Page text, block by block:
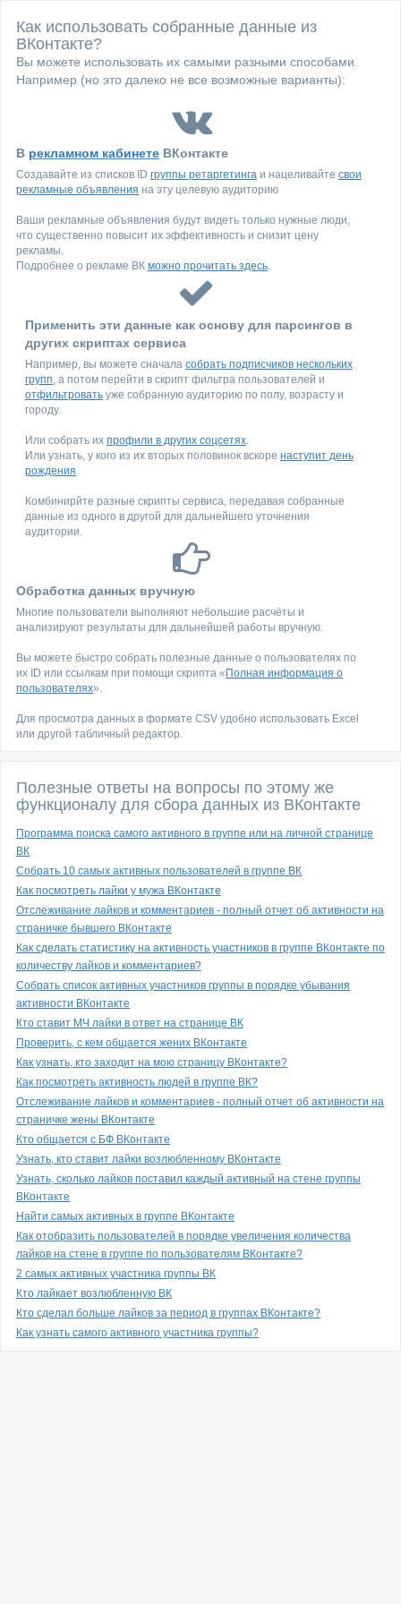
Как использовать собранные данные из
ВКонтакте?
Вы можете использовать их самыми разными способами.
Например (но это далеко не все возможные варианты):
В рекламном кабинете ВКонтакте
Создавайте из списков ID группы ретаргетинга и нацеливайте свои
рекламные объявления на эту целевую аудиторию
Ваши рекламные объявления будут видеть только нужные люди,
что существенно повысит их эффективность и снизит цену
рекламы.
Подробнее о рекламе ВК можно прочитать здесь.
Применить эти данные как основу для парсингов в
других скриптах сервиса
Например, вы можете сначала собрать подписчиков нескольких
групп, а потом перейти в скрипт фильтра пользователей и
отфильтровать уже собранную аудиторию по полу, возрасту и
городу.
Или собрать их профили в других соцсетях.
Или узнать, у кого из их вторых половинок вскоре наступит день
рождения.
Комбинирйте разные скрипты сервиса, передавая собранные
данные из одного в другой для дальнейшего уточнения
аудитории.
Обработка данных вручную
Многие пользователи выполняют небольшие расчёты и
анализируют результаты для дальнейшей работы вручную.
Вы можете быстро собрать полезные данные о пользователях по
их ID или ссылкам при помощи скрипта « Полная информация о
пользователях».
Для просмотра данных в формате CSV удобно использовать Excel
или другой табличный редактор.
Полезные ответы на вопросы по этому же
функционалу для сбора данных из ВКонтакте
Программа поиска самого активного в группе или на личной странице
ВК
Собрать 10 самых активных пользователей в группе ВК
Как посмотреть лайки у мужа ВКонтакте
Отслеживание лайков и комментариев - полный отчет об активности на
страничке бывшего ВКонтакте
Как сделать статистику на активность участников в группе ВКонтакте по
количеству лайков и комментариев?
Собрать список активных участников группы в порядке убывания
активности ВКонтакте
Кто ставит МЧ лайки в ответ на странице ВК
Проверить, с кем общается жених ВКонтакте
Как узнать, кто заходит на мою страницу ВКонтакте?
Как посмотреть активность людей в группе ВК?
Отслеживание лайков и комментариев - полный отчет об активности на
страничке жены ВКонтакте
Кто общается с БФ ВКонтакте
Узнать, кто ставит лайки возлюбленному ВКонтакте
Узнать, сколько лайков поставил каждый активный на стене группы
ВКонтакте
Найти самых активных в группе ВКонтакте
Как отобразить пользователей в порядке увеличения количества
лайков на стене в группе по пользователям ВКонтакте?
2 самых активных участника группы ВК
Кто лайкает возлюбленную ВК
Кто сделал больше лайков за период в группах ВКонтакте?
Как узнать самого активного участника группы?